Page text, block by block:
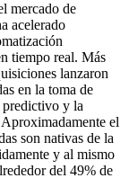
mercado de
acelerado
tiempo real. Más
lanzaron
en la toma de
predictivo y la
el
son nativas de la
y al mismo
del 49% de